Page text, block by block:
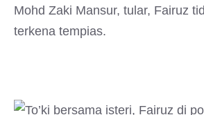
Mohd Zaki Mansur, tular, Fairuz
terkena tempias.